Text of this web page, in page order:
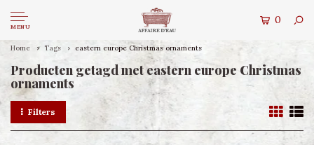
MENU
0
Home Tags eastern europe Christmas ornaments
Producten getagd met eastern europe Christmas
ornaments
Filters